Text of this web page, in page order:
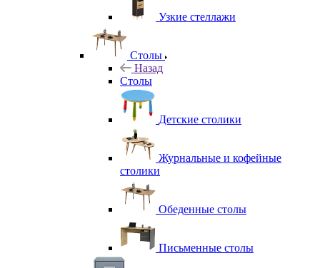
Узкие стеллажи
Столы
Назад
Столы
Детские столики
Журнальные и кофейные
столики
Обеденные столы
Письменные столы